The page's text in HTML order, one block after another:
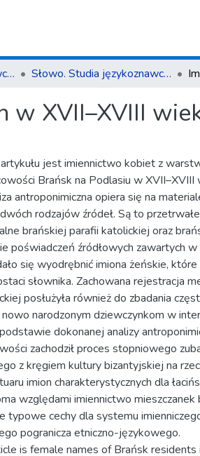
Słowo. Studia językoznawcze Słowo. Studia językoznawcze nr 13/2022
w XVII–XVIII
jest imiennictwo kobiet z
Brańsk na Podlasiu w XVII–XVIII
antroponimiczna opiera się na
rodzajów źródeł. Są to
brańskiej parafii katolickiej oraz
poświadczeń źródłowych zawartych w
się wyodrębnić imiona żeńskie, które
słownika. Zachowana rejestracja
posłużyła również do zbadania
narodzonym dziewczynkom w
dokonanej analizy
zachodził proces stopniowego
z kręgiem kultury bizantyjskiej na
imion charakterystycznych dla
względami imiennictwo mieszczanek
typowe cechy dla systemu
pogranicza etniczno-językowego.
is female names of Brańsk